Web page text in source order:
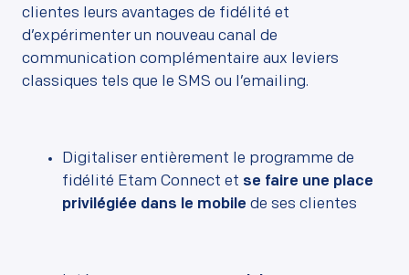
clientes leurs avantages de fidélité et
d’expérimenter un nouveau canal de
communication complémentaire aux leviers
classiques tels que le SMS ou l’emailing.
Digitaliser entièrement le programme de
fidélité Etam Connect et se faire une place
privilégiée dans le mobile de ses clientes